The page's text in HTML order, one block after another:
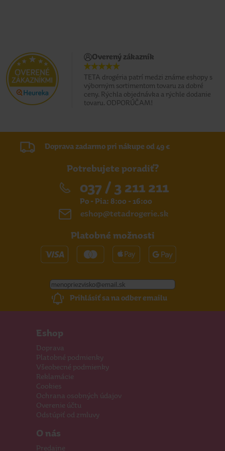
Overený zákazník
TETA drogéria patrí medzi známe eshopy s
výborným sortimentom tovaru za dobré
ceny. Rýchla objednávka a rýchle dodanie
tovaru. ODPORÚČAM!
Doprava zadarmo pri nákupe od 49 €
Potrebujete poradiť?
037 / 3 211 211
Po - Pia: 8:00 - 16:00
eshop@tetadrogerie.sk
Platobné možnosti
Prihlásiť sa na odber emailu
Eshop
Doprava
Platobné podmienky
Všeobecné podmienky
Reklamácie
Cookies
Ochrana osobných údajov
Overenie účtu
Odstúpiť od zmluvy
O nás
Predajne